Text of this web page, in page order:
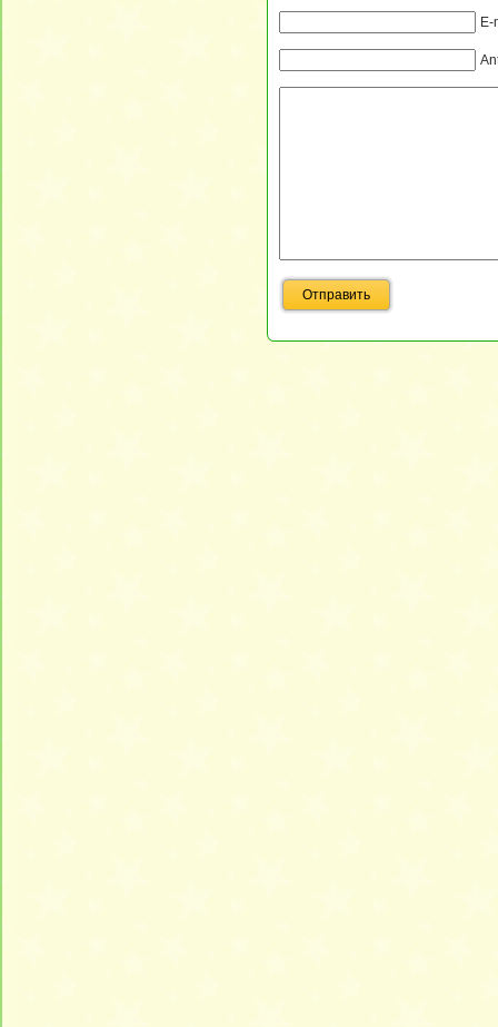
E-